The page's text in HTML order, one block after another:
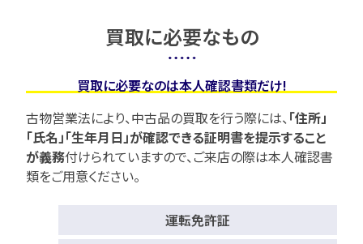
買取に必要なもの
買取に必要なのは本人確認書類だけ!
古物営業法により、中古品の買取を行う際には、「住所」
「氏名」「生年月日」が確認できる証明書を提示すること
が義務付けられていますので、ご来店の際は本人確認書
類をご用意ください。
運転免許証